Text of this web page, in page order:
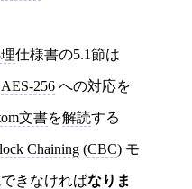
仕様書の5.1節は
AES-256 への対応を
文書を解読する
Chaining (CBC) モ
できなければなりま